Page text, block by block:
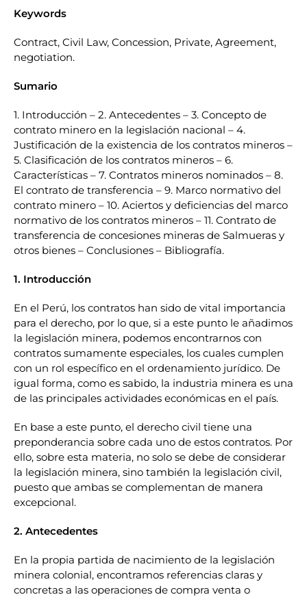
Keywords
Contract, Civil Law, Concession, Private, Agreement,
negotiation.
Sumario
1. Introducción – 2. Antecedentes – 3. Concepto de
contrato minero en la legislación nacional – 4.
Justificación de la existencia de los contratos mineros –
5. Clasificación de los contratos mineros – 6.
Características – 7. Contratos mineros nominados – 8.
El contrato de transferencia – 9. Marco normativo del
contrato minero – 10. Aciertos y deficiencias del marco
normativo de los contratos mineros – 11. Contrato de
transferencia de concesiones mineras de Salmueras y
otros bienes – Conclusiones – Bibliografía.
1. Introducción
En el Perú, los contratos han sido de vital importancia
para el derecho, por lo que, si a este punto le añadimos
la legislación minera, podemos encontrarnos con
contratos sumamente especiales, los cuales cumplen
con un rol específico en el ordenamiento jurídico. De
igual forma, como es sabido, la industria minera es una
de las principales actividades económicas en el país.
En base a este punto, el derecho civil tiene una
preponderancia sobre cada uno de estos contratos. Por
ello, sobre esta materia, no solo se debe de considerar
la legislación minera, sino también la legislación civil,
puesto que ambas se complementan de manera
excepcional.
2. Antecedentes
En la propia partida de nacimiento de la legislación
minera colonial, encontramos referencias claras y
concretas a las operaciones de compra venta o